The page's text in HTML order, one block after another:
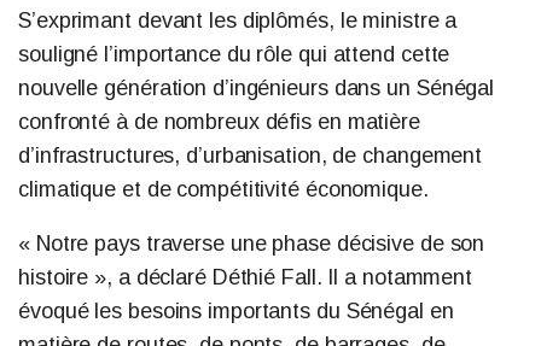
S’exprimant devant les diplômés, le ministre a
souligné l’importance du rôle qui attend cette
nouvelle génération d’ingénieurs dans un Sénégal
confronté à de nombreux défis en matière
d’infrastructures, d’urbanisation, de changement
climatique et de compétitivité économique.
« Notre pays traverse une phase décisive de son
histoire », a déclaré Déthié Fall. Il a notamment
évoqué les besoins importants du Sénégal en